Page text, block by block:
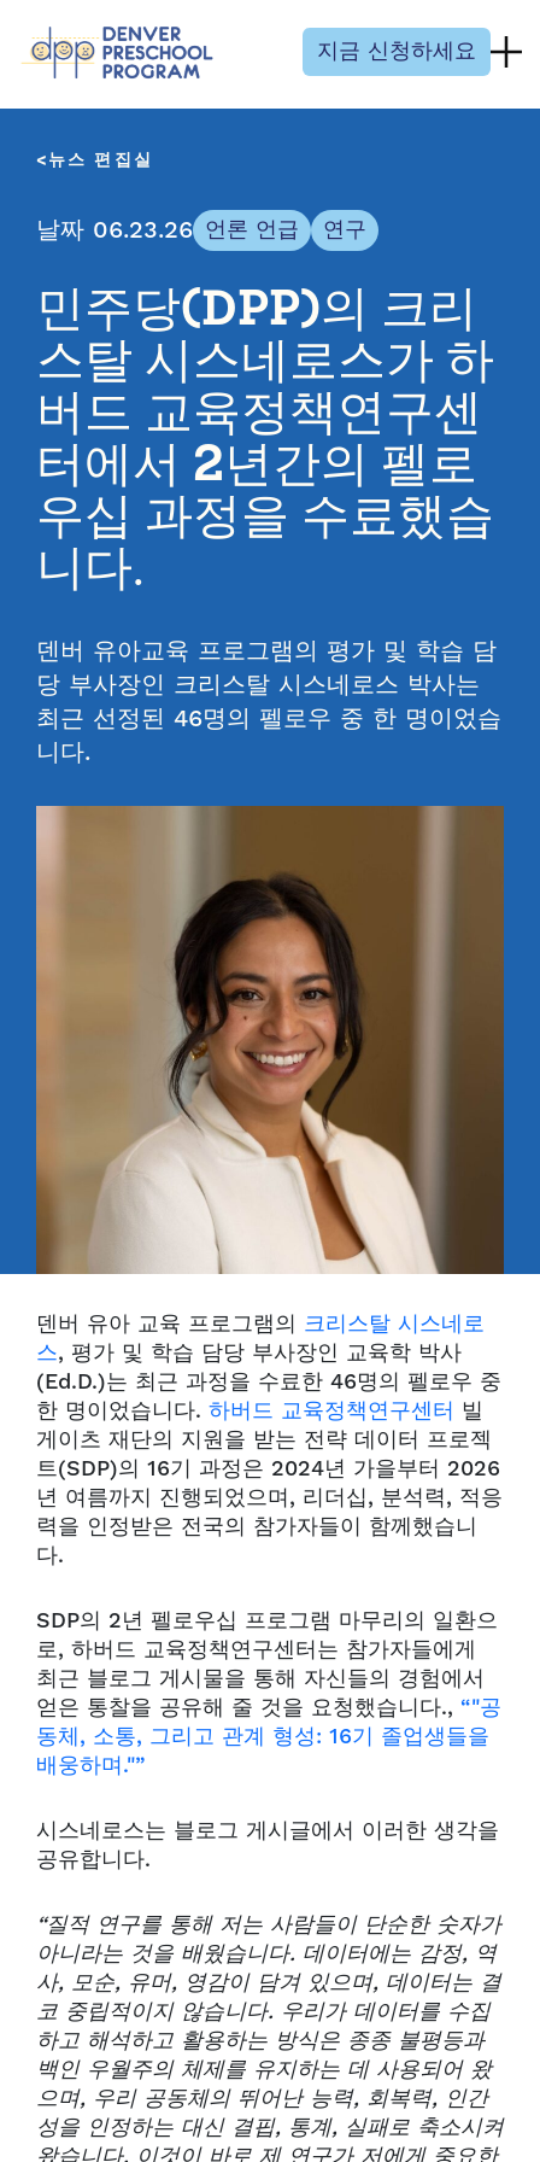
지금 신청하세요
뉴스 편집실
날짜 06.23.26 언론 언급 연구
민주당(DPP)의 크리
스탈 시스네로스가 하
버드 교육정책연구센
터에서 2년간의 펠로
우십 과정을 수료했습
니다.
덴버 유아교육 프로그램의 평가 및 학습 담
당 부사장인 크리스탈 시스네로스 박사는
최근 선정된 46명의 펠로우 중 한 명이었습
니다.
덴버 유아 교육 프로그램의 크리스탈 시스네로
스, 평가 및 학습 담당 부사장인 교육학 박사
(Ed.D.)는 최근 과정을 수료한 46명의 펠로우 중
한 명이었습니다. 하버드 교육정책연구센터 빌
게이츠 재단의 지원을 받는 전략 데이터 프로젝
트(SDP)의 16기 과정은 2024년 가을부터 2026
년 여름까지 진행되었으며, 리더십, 분석력, 적응
력을 인정받은 전국의 참가자들이 함께했습니
다.
SDP의 2년 펠로우십 프로그램 마무리의 일환으
로, 하버드 교육정책연구센터는 참가자들에게
최근 블로그 게시물을 통해 자신들의 경험에서
얻은 통찰을 공유해 줄 것을 요청했습니다., “"공
동체, 소통, 그리고 관계 형성: 16기 졸업생들을
배웅하며."”
시스네로스는 블로그 게시글에서 이러한 생각을
공유합니다.
“질적 연구를 통해 저는 사람들이 단순한 숫자가
아니라는 것을 배웠습니다. 데이터에는 감정, 역
사, 모순, 유머, 영감이 담겨 있으며, 데이터는 결
코 중립적이지 않습니다. 우리가 데이터를 수집
하고 해석하고 활용하는 방식은 종종 불평등과
백인 우월주의 체제를 유지하는 데 사용되어 왔
으며, 우리 공동체의 뛰어난 능력, 회복력, 인간
성을 인정하는 대신 결핍, 통계, 실패로 축소시켜